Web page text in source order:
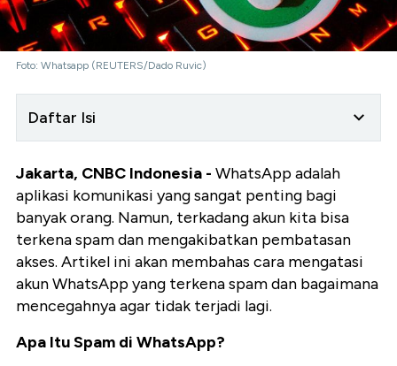
Foto: Whatsapp (REUTERS/Dado Ruvic)
Daftar Isi
Jakarta, CNBC Indonesia - WhatsApp adalah
aplikasi komunikasi yang sangat penting bagi
banyak orang. Namun, terkadang akun kita bisa
terkena spam dan mengakibatkan pembatasan
akses. Artikel ini akan membahas cara mengatasi
akun WhatsApp yang terkena spam dan bagaimana
mencegahnya agar tidak terjadi lagi.
Apa Itu Spam di WhatsApp?